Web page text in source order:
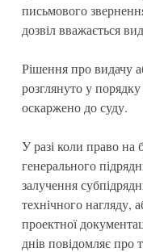
письмового
дозвіл вважається
Рішення про видачу
розглянуто у
оскаржено до суду.
У разі коли право на
генерального
залучення
технічного нагляду,
проектної
днів повідомляє про